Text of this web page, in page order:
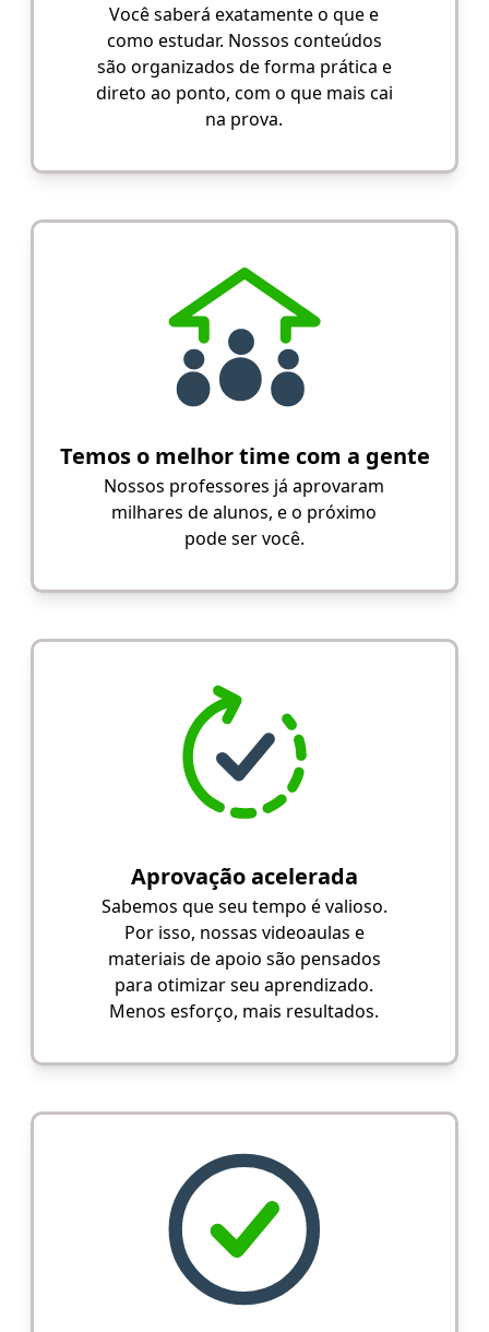
Você saberá exatamente o que e
como estudar. Nossos conteúdos
são organizados de forma prática e
direto ao ponto, com o que mais cai
na prova.
Temos o melhor time com a gente
Nossos professores já aprovaram
milhares de alunos, e o próximo
pode ser você.
Aprovação acelerada
Sabemos que seu tempo é valioso.
Por isso, nossas videoaulas e
materiais de apoio são pensados
para otimizar seu aprendizado.
Menos esforço, mais resultados.